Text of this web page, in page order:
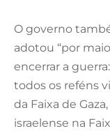
O governo
adotou “por
encerrar a
todos os reféns
da Faixa de
israelense na